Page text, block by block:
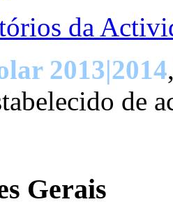
da
2013|2014
de
Gerais